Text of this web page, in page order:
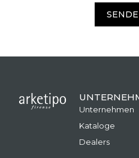
Unternehmen
Kataloge
Dealers